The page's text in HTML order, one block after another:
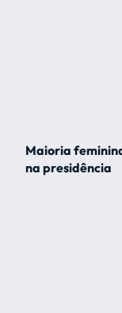
Maioria
na presidência